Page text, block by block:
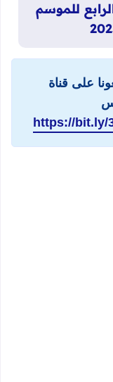
للموسم
على قناة
https://bit.ly/